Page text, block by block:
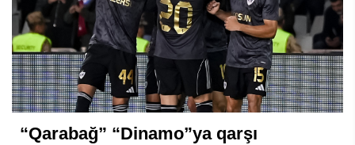
“Qarabağ” “Dinamo”ya qarşı